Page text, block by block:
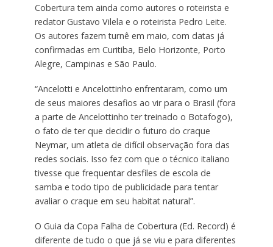
Cobertura tem ainda como autores o roteirista e
redator Gustavo Vilela e o roteirista Pedro Leite.
Os autores fazem turnê em maio, com datas já
confirmadas em Curitiba, Belo Horizonte, Porto
Alegre, Campinas e São Paulo.
“Ancelotti e Ancelottinho enfrentaram, como um
de seus maiores desafios ao vir para o Brasil (fora
a parte de Ancelottinho ter treinado o Botafogo),
o fato de ter que decidir o futuro do craque
Neymar, um atleta de difícil observação fora das
redes sociais. Isso fez com que o técnico italiano
tivesse que frequentar desfiles de escola de
samba e todo tipo de publicidade para tentar
avaliar o craque em seu habitat natural”.
O Guia da Copa Falha de Cobertura (Ed. Record) é
diferente de tudo o que já se viu e para diferentes